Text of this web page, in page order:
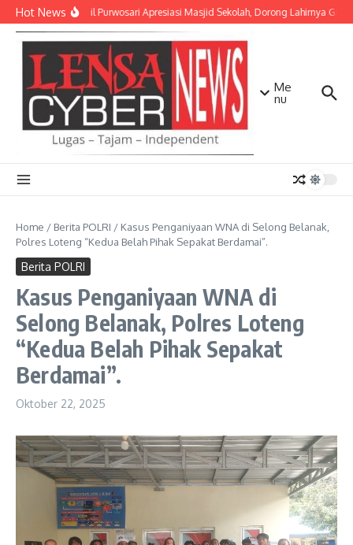
Lewati ke konten
Hot NewsDanramil Purwosari Apresiasi Masjid Sekolah, Dorong Lahirnya
Me
nu
Home / Berita POLRI / Kasus Penganiyaan WNA di Selong Belanak,
Polres Loteng “Kedua Belah Pihak Sepakat Berdamai”.
Berita POLRI
Kasus Penganiyaan WNA di
Selong Belanak, Polres Loteng
“Kedua Belah Pihak Sepakat
Berdamai”.
Oktober 22, 2025